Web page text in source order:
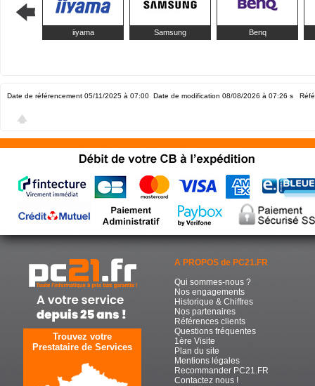
iiyama Samsung Benq
Date de référencement 05/11/2025 à 07:00 Date de modification 08/08/2026 à 07:26 s
Trouvez votre
Prestataire de Services
A PROPOS de PC21.FR
Qui sommes-nous ?
Nos engagements
Historique & Chiffres
Nos partenaires
Références clients
Questions fréquentes
1ère Visite
Plan du site
Mentions légales
Recommander PC21.FR
Contactez nous !